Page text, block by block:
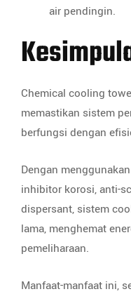
air pendingin.
Chemical cooling
memastikan sistem
berfungsi dengan
Dengan
inhibitor korosi, anti-
dispersant, sistem
lama, menghemat
pemeliharaan.
Manfaat-manfaat ini,